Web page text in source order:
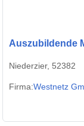
Auszubildende
Niederzier, 52382
Firma:Westnetz